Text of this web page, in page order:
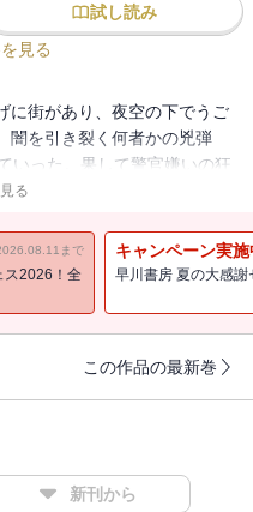
試し読み
見る
街があり、夜空の下でうご
闇を引き裂く何者かの兇弾
いった。果して警官嫌いの狂
憤激で燃え上った。探偵小
る
まで
ス2026！全
キャンペーン実施
早川書房 夏の大感謝
この作品の最新巻
新刊から